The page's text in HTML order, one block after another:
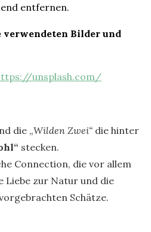
entfernen.
verwendeten Bilder und
unsplash.com/
die „Wilden Zwei“ die hinter
stecken.
Connection, die vor allem
Liebe zur Natur und die
Schätze.